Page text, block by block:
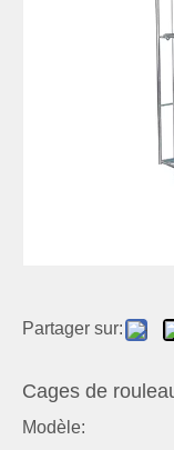
Partager sur:
Cages de
Modèle: